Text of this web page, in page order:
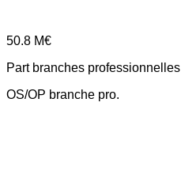
50.8 M€
Part branches professionnelles
OS/OP branche pro.